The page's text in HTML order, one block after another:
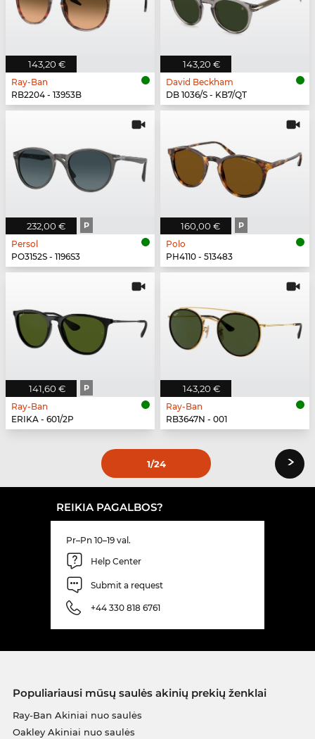
143,20 €
Ray-Ban
RB2204 - 13953B
143,20 €
David Beckham
DB 1036/S - KB7/QT
232,00 € P
Persol
PO3152S - 1196S3
160,00 € P
Polo
PH4110 - 513483
141,60 € P
Ray-Ban
ERIKA - 601/2P
143,20 €
Ray-Ban
RB3647N - 001
1/24 ›
REIKIA PAGALBOS?
Pr–Pn 10–19 val.
Help Center
Submit a request
+44 330 818 6761
Populiariausi mūsų saulės akinių prekių ženklai
Ray-Ban Akiniai nuo saulės
Oakley Akiniai nuo saulės